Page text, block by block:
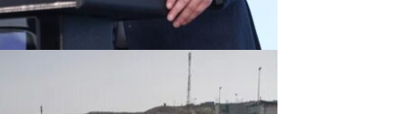
»
Rezultat: